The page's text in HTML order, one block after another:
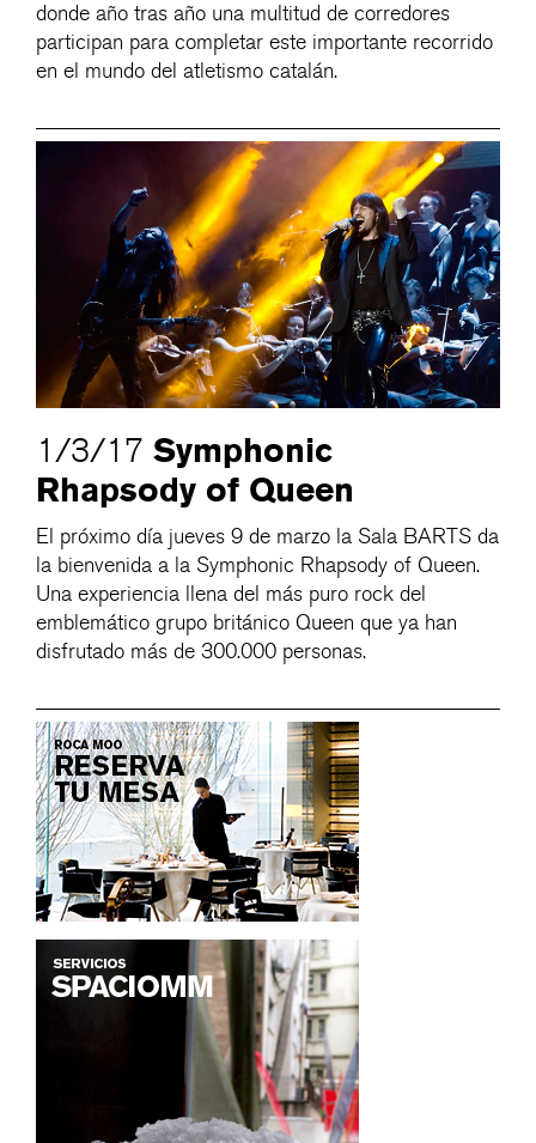
donde año tras año una multitud de corredores
participan para completar este importante recorrido
en el mundo del atletismo catalán.
1/3/17 Symphonic
Rhapsody of Queen
El próximo día jueves 9 de marzo la Sala BARTS da
la bienvenida a la Symphonic Rhapsody of Queen.
Una experiencia llena del más puro rock del
emblemático grupo británico Queen que ya han
disfrutado más de 300.000 personas.